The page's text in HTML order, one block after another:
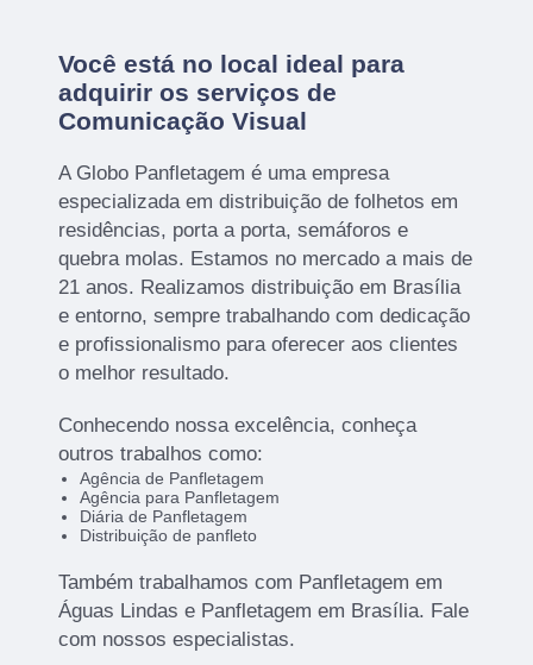
Você está no local ideal para
adquirir os serviços de
Comunicação Visual
A Globo Panfletagem é uma empresa
especializada em distribuição de folhetos em
residências, porta a porta, semáforos e
quebra molas. Estamos no mercado a mais de
21 anos. Realizamos distribuição em Brasília
e entorno, sempre trabalhando com dedicação
e profissionalismo para oferecer aos clientes
o melhor resultado.
Conhecendo nossa excelência, conheça
outros trabalhos como:
Agência de Panfletagem
Agência para Panfletagem
Diária de Panfletagem
Distribuição de panfleto
Também trabalhamos com Panfletagem em
Águas Lindas e Panfletagem em Brasília. Fale
com nossos especialistas.